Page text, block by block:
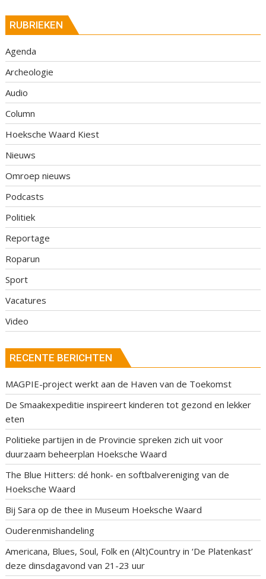
RUBRIEKEN
Agenda
Archeologie
Audio
Column
Hoeksche Waard Kiest
Nieuws
Omroep nieuws
Podcasts
Politiek
Reportage
Roparun
Sport
Vacatures
Video
RECENTE BERICHTEN
MAGPIE-project werkt aan de Haven van de Toekomst
De Smaakexpeditie inspireert kinderen tot gezond en lekker
eten
Politieke partijen in de Provincie spreken zich uit voor
duurzaam beheerplan Hoeksche Waard
The Blue Hitters: dé honk- en softbalvereniging van de
Hoeksche Waard
Bij Sara op de thee in Museum Hoeksche Waard
Ouderenmishandeling
Americana, Blues, Soul, Folk en (Alt)Country in ‘De Platenkast’
deze dinsdagavond van 21-23 uur